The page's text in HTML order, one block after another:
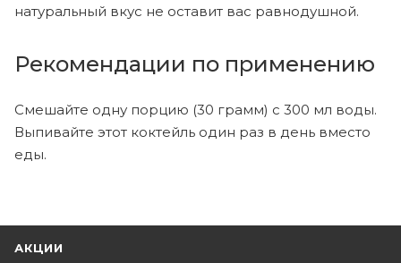
натуральный вкус не оставит вас равнодушной.
Рекомендации по применению
Смешайте одну порцию (30 грамм) с 300 мл воды.
Выпивайте этот коктейль один раз в день вместо
еды.
АКЦИИ